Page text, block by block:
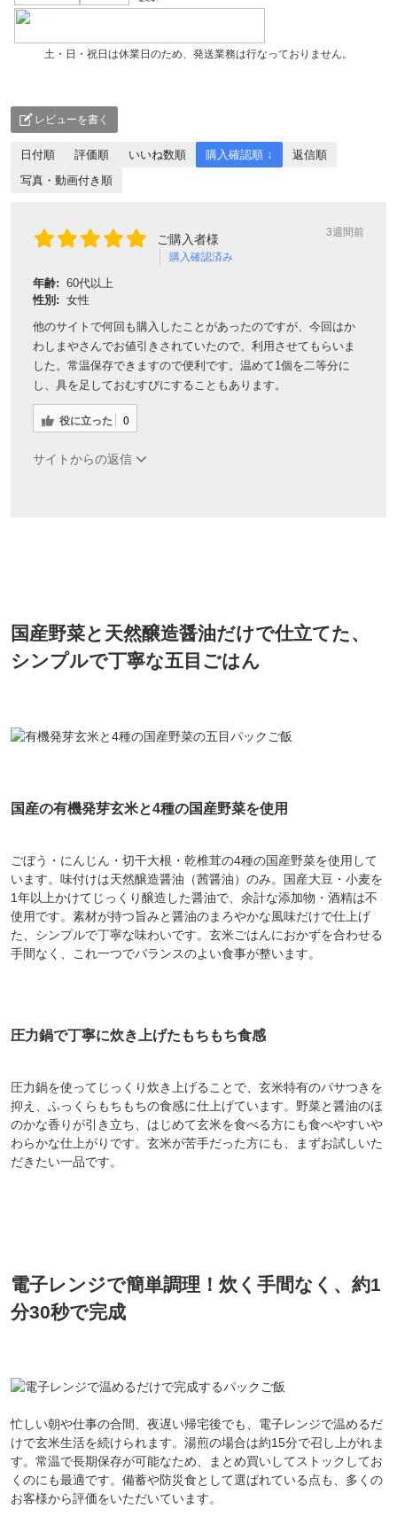
土・日・祝日は休業日のため、発送業務は行なっておりません。
レビューを書く
日付順 評価順 いいね数順 購入確認順 ↓
返信順
写真・動画付き順
ご購入者様
購入確認済み
3週間前
年齢: 60代以上
性別: 女性
他のサイトで何回も購入したことがあったのですが、今回はか
わしまやさんでお値引きされていたので、利用させてもらいま
した。常温保存できますので便利です。温めて1個を二等分に
し、具を足しておむすびにすることもあります。
役に立った 0
サイトからの返信
国産野菜と天然醸造醤油だけで仕立てた、
シンプルで丁寧な五目ごはん
国産の有機発芽玄米と4種の国産野菜を使用
ごぼう・にんじん・切干大根・乾椎茸の4種の国産野菜を使用して
います。味付けは天然醸造醤油（茜醤油）のみ。国産大豆・小麦を
1年以上かけてじっくり醸造した醤油で、余計な添加物・酒精は不
使用です。素材が持つ旨みと醤油のまろやかな風味だけで仕上げ
た、シンプルで丁寧な味わいです。玄米ごはんにおかずを合わせる
手間なく、これ一つでバランスのよい食事が整います。
圧力鍋で丁寧に炊き上げたもちもち食感
圧力鍋を使ってじっくり炊き上げることで、玄米特有のパサつきを
抑え、ふっくらもちもちの食感に仕上げています。野菜と醤油のほ
のかな香りが引き立ち、はじめて玄米を食べる方にも食べやすいや
わらかな仕上がりです。玄米が苦手だった方にも、まずお試しいた
だきたい一品です。
電子レンジで簡単調理！炊く手間なく、約1
分30秒で完成
忙しい朝や仕事の合間、夜遅い帰宅後でも、電子レンジで温めるだ
けで玄米生活を続けられます。湯煎の場合は約15分で召し上がれま
す。常温で長期保存が可能なため、まとめ買いしてストックしてお
くのにも最適です。備蓄や防災食として選ばれている点も、多くの
お客様から評価をいただいています。